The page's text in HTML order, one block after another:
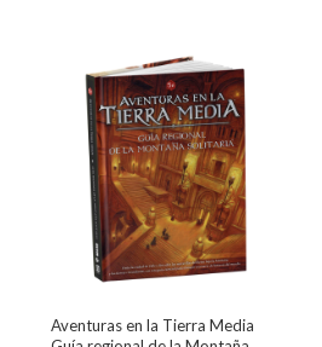
Aventuras en la Tierra Media